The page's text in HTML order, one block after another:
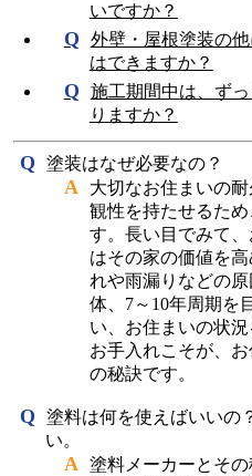
いですか？
外壁・屋根塗装の
はできますか？
施工期間中は、ず
りますか？
塗装はなぜ必要なの？
大切なお住まいの
観性を持たせるた
す。長い目でみて
はその家の価値を
れや雨漏りなどの
体、7～10年周期を
い、お住まいの状
お手入れこそが、
の秘訣です。
塗料は何を使えばいいの
い。
塗料メーカーとそ